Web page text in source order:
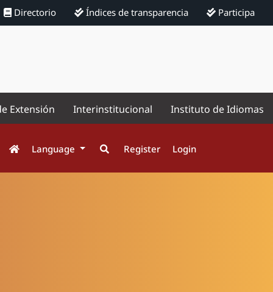
Directorio Índices de transparencia Participa
Extensión Interinstitucional Instituto de Idiomas
Language Register Login